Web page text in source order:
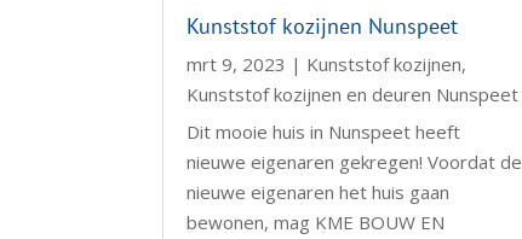
Kunststof kozijnen Nunspeet
mrt 9, 2023 | Kunststof kozijnen,
Kunststof kozijnen en deuren Nunspeet
Dit mooie huis in Nunspeet heeft
nieuwe eigenaren gekregen! Voordat de
nieuwe eigenaren het huis gaan
bewonen, mag KME BOUW EN